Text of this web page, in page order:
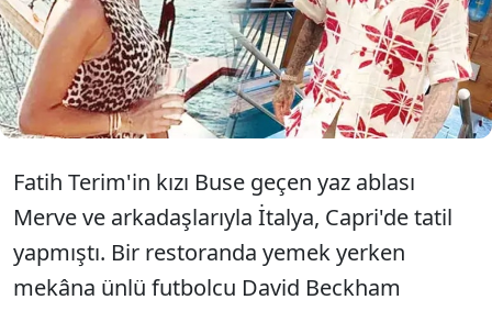
isteyen Terim, "Hayır" cevabı karşısında hayal
kırıklığı yaşamıştı. Buse Terim, muradına
İstanbul'da erdi.
Fatih Terim'in kızı Buse geçen yaz ablası
Merve ve arkadaşlarıyla İtalya, Capri'de tatil
yapmıştı. Bir restoranda yemek yerken
mekâna ünlü futbolcu David Beckham